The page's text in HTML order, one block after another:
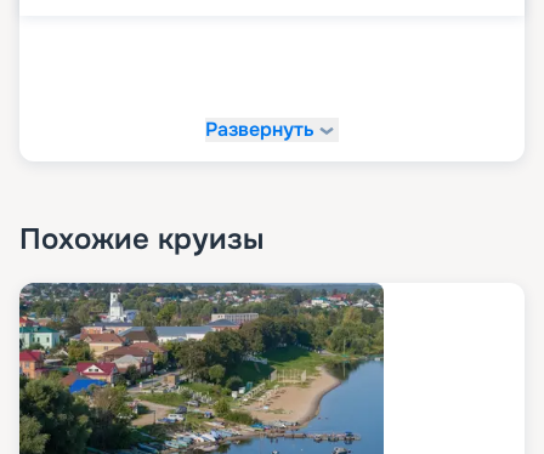
Развернуть
Похожие круизы